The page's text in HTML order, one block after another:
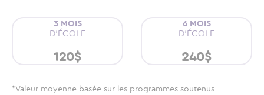
120$
3 MOIS
D’ÉCOLE
240$
6 MOIS
D’ÉCOLE
*Valeur moyenne basée sur les programmes soutenus.